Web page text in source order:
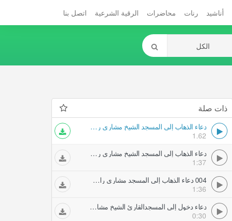
أناشيد رنات محاضرات الرقية الشرعية اتصل بنا
ذات صلة
دعاء الذهاب إلى المسجد الشيخ مشاري راشد العفاسي
1.62
دعاء الذهاب إلى المسجد الشيخ مشاري راشد العفاسي
1:37
004 دعاء الذهاب إلى المسجد مشاري راشد العفاسي
1:36
دعاء دخول إلى المسجدالقارئ الشيخ مشاري راشد العفاسي
0:30